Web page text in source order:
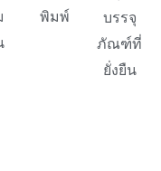
พิมพ์
บรรจุ
ภัณฑ์ที่
ยั่งยืน